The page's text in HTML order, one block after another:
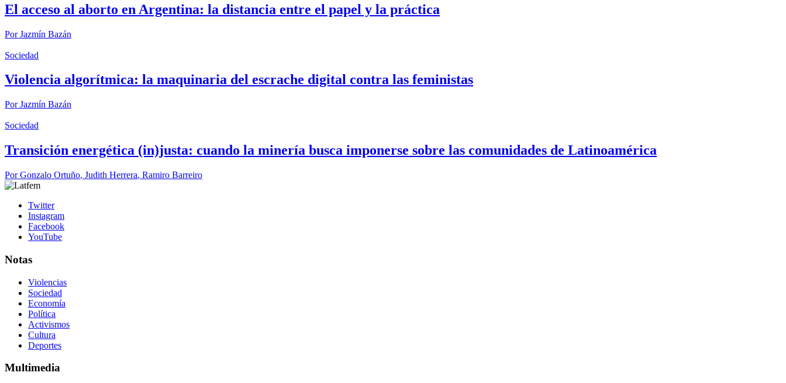
El acceso al aborto en Argentina: la distancia entre el papel y la práctica
PorJazmín Bazán
Sociedad
Violencia algorítmica: la maquinaria del escrache digital contra las feministas
PorJazmín Bazán
Sociedad
Transición energética (in)justa: cuando la minería busca imponerse sobre las comunidades de Latinoamérica
PorGonzalo Ortuño, Judith Herrera, Ramiro Barreiro
Twitter
Instagram
Facebook
YouTube
Notas
Violencias
Sociedad
Economía
Política
Activismos
Cultura
Deportes
Multimedia